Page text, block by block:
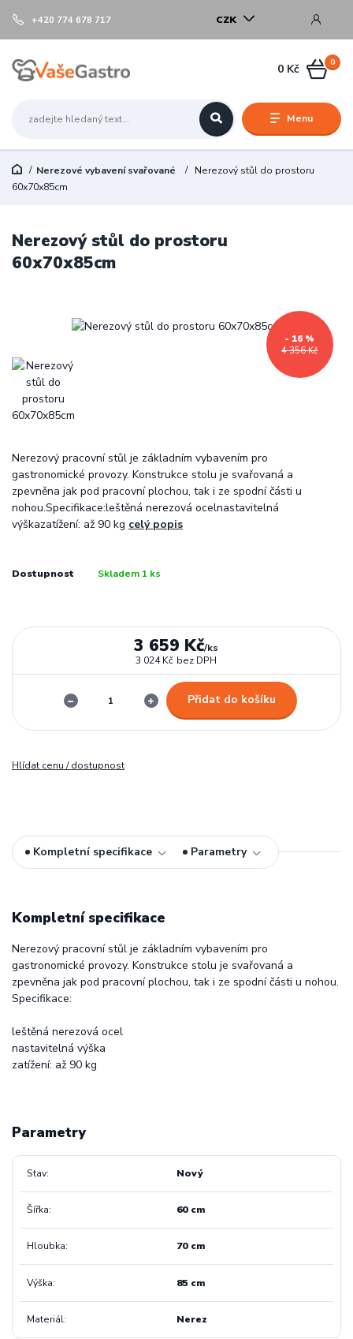
Menu
CZK
+420 774 678 717
0
0 Kč
Nerezové vybavení svařované
Nerezový stůl do prostoru
60x70x85cm
Nerezový stůl do prostoru
60x70x85cm
4 356 Kč
- 16 %
Nerezový pracovní stůl je základním vybavením pro
gastronomické provozy. Konstrukce stolu je svařovaná a
zpevněna jak pod pracovní plochou, tak i ze spodní části u
nohou.Specifikace:leštěná nerezová ocelnastavitelná
výškazatížení: až 90 kg celý popis
Dostupnost Skladem 1 ks
3 659 Kč/ks
3 024 Kč bez DPH
Přidat do košíku
Hlídat cenu / dostupnost
Kompletní specifikace Parametry
Kompletní specifikace
Nerezový pracovní stůl je základním vybavením pro
gastronomické provozy. Konstrukce stolu je svařovaná a
zpevněna jak pod pracovní plochou, tak i ze spodní části u nohou.
Specifikace:
leštěná nerezová ocel
nastavitelná výška
zatížení: až 90 kg
Parametry
Stav Nový
Šířka 60 cm
Hloubka 70 cm
Výška 85 cm
Materiál Nerez